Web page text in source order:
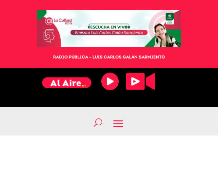
RADIO PÚBLICA – LUIS CARLOS GALÁN SARMIENTO